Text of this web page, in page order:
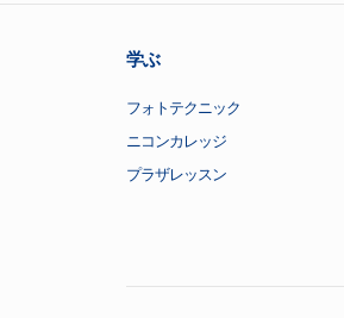
学ぶ
フォトテクニック
ニコンカレッジ
プラザレッスン